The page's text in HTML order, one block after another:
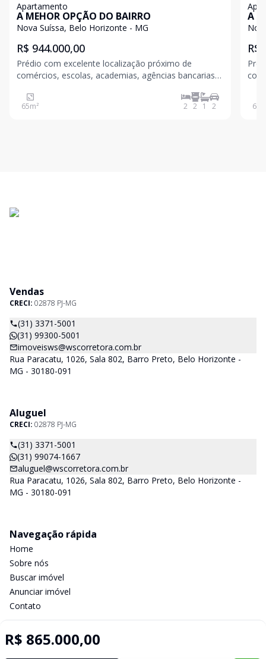
Apartamento
A MEHOR OPÇÃO DO BAIRRO
Nova Suíssa, Belo Horizonte - MG
R$ 944.000,00
Prédio com excelente localização próximo de
comércios, escolas, academias, agências bancarias,
Barão Homem de Melo etc Com lazer Piscina com
raia, Espaço Fitness, Sauna com descanso, Quadra
65m² 2 2 1 2
A
R$
65
R$ 865.000,00
Vendas
CRECI: 02878 PJ-MG
(31) 3371-5001
(31) 99300-5001
imoveisws@wscorretora.com.br
Rua Paracatu, 1026, Sala 802, Barro Preto, Belo Horizonte -
MG - 30180-091
Aluguel
CRECI: 02878 PJ-MG
(31) 3371-5001
(31) 99074-1667
aluguel@wscorretora.com.br
Rua Paracatu, 1026, Sala 802, Barro Preto, Belo Horizonte -
MG - 30180-091
Navegação rápida
Home
Sobre nós
Buscar imóvel
Anunciar imóvel
Contato